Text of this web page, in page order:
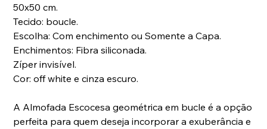
50x50 cm.
Tecido: boucle.
Escolha: Com enchimento ou Somente a Capa.
Enchimentos: Fibra siliconada.
Zíper invisível.
Cor: off white e cinza escuro.
A Almofada Escocesa geométrica em bucle é a opção
perfeita para quem deseja incorporar a exuberância e